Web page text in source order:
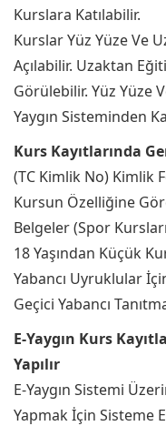
Kurslara Katılabilir.
Kurslar Yüz Yüze Ve
Açılabilir. Uzaktan
Görülebilir. Yüz Yüze
Yaygın Sisteminden
Kurs Kayıtlarında
(TC Kimlik No) Kimlik
Kursun Özelliğine
Belgeler (Spor
18 Yaşından Küçük
Yabancı Uyruklular
Geçici Yabancı
E-Yaygın Kurs
Yapılır
E-Yaygın Sistemi
Yapmak İçin Sisteme